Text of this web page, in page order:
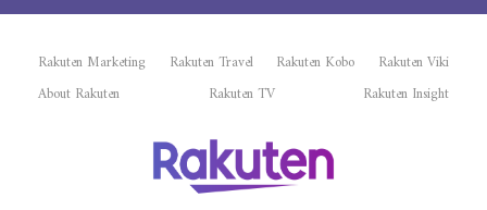
Rakuten Viki
Rakuten Kobo
Rakuten Travel
Rakuten Marketing
Rakuten Insight
Rakuten TV
About Rakuten